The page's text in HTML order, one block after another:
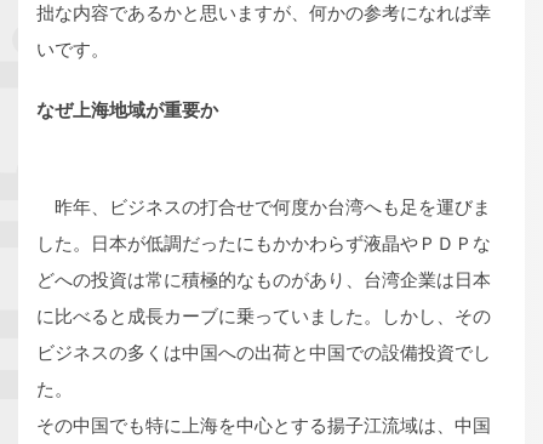
拙な内容であるかと思いますが、何かの参考になれば幸
いです。
なぜ上海地域が重要か
昨年、ビジネスの打合せで何度か台湾へも足を運びま
した。日本が低調だったにもかかわらず液晶やＰＤＰな
どへの投資は常に積極的なものがあり、台湾企業は日本
に比べると成長カーブに乗っていました。しかし、その
ビジネスの多くは中国への出荷と中国での設備投資でし
た。
その中国でも特に上海を中心とする揚子江流域は、中国